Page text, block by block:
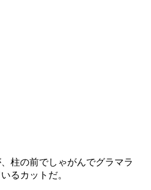
柱の前でしゃがんでグラマラ
るカットだ。